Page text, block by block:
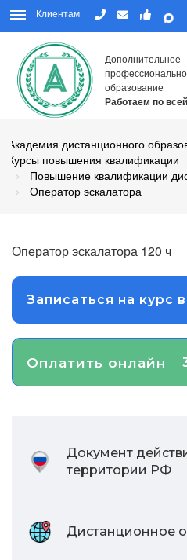
Клиентам
Дополнительное
образование
Работаем по
Академия дистанционного
Курсы повышения квалификации
Повышение квалификации
Оператор эскалатора
Оператор эскалатора 120 ч
Записаться на курс
Оплатить онлайн
Документ
территории РФ
Дистанционное